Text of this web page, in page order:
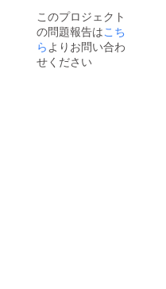
このプロジェクト
の問題報告はこち
らよりお問い合わ
せください